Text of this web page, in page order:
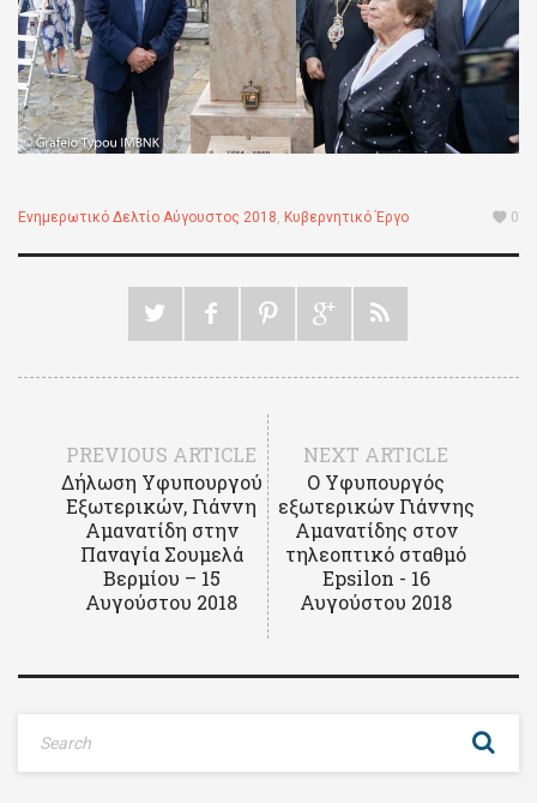
Ενημερωτικό Δελτίο Αύγουστος 2018, Κυβερνητικό Έργο 0
PREVIOUS ARTICLE
Δήλωση Υφυπουργού
Εξωτερικών, Γιάννη
Αμανατίδη στην
Παναγία Σουμελά
Βερμίου – 15
Αυγούστου 2018
NEXT ARTICLE
Ο Υφυπουργός
εξωτερικών Γιάννης
Αμανατίδης στον
τηλεοπτικό σταθμό
Epsilon - 16
Αυγούστου 2018